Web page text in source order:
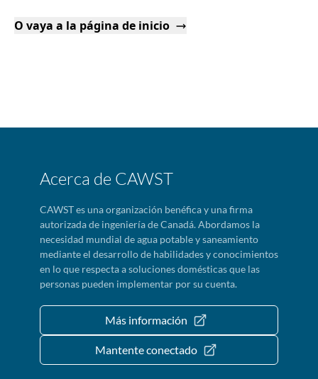
O vaya a la página de inicio
Acerca de CAWST
CAWST es una organización benéfica y una firma
autorizada de ingeniería de Canadá. Abordamos la
necesidad mundial de agua potable y saneamiento
mediante el desarrollo de habilidades y conocimientos
en lo que respecta a soluciones domésticas que las
personas pueden implementar por su cuenta.
Más información
Mantente conectado